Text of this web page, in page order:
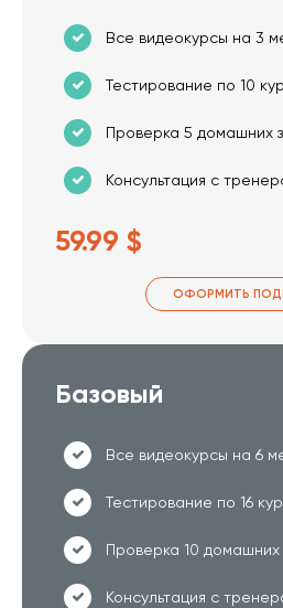
Все видеокурсы на 3
Тестирование по 10
Проверка 5 домашних
Консультация с
59.99 $
ОФОРМИТЬ
Базовый
Все видеокурсы на 6
Тестирование по 16
Проверка 10 домашних
Консультация с